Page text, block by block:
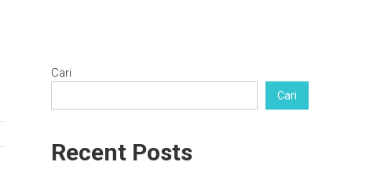
Cari
Cari
Recent Posts